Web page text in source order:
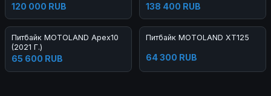
120 000 RUB 138 400 RUB
Питбайк MOTOLAND Apex10
(2021 Г.)
65 600 RUB
Питбайк MOTOLAND XT125
64 300 RUB